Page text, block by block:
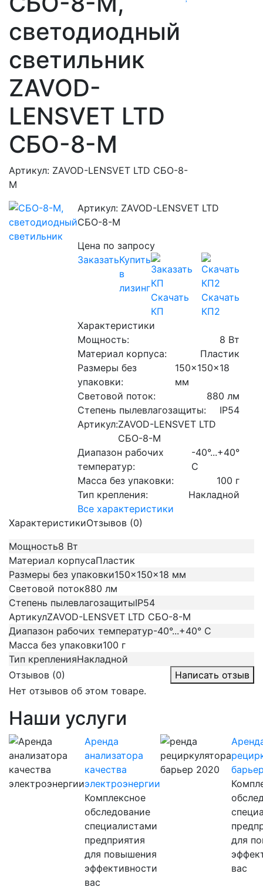
светодиодный
светильник
ZAVOD-
LENSVET LTD
СБО-8-М
Артикул: ZAVOD-LENSVET LTD СБО-8-
М
Артикул: ZAVOD-LENSVET LTD
СБО-8-М
Характеристики
Мощность:
8 Вт
Материал корпуса:
Пластик
Размеры без
упаковки:
150x150x18
мм
Световой поток:
880 лм
Степень пылевлагозащиты:
IP54
Артикул:ZAVOD-LENSVET LTD
СБО-8-М
Диапазон рабочих
температур:
-40°...+40°
C
Масса без упаковки:
100 г
Тип крепления:
Накладной
Все характеристики
Цена по запросу
ЗаказатьКупить
в
лизинг
Скачать
КП
Скачать
КП2
ХарактеристикиОтзывов (0)
Мощность8 Вт
Материал корпусаПластик
Размеры без упаковки150x150x18 мм
Световой поток880 лм
Степень пылевлагозащитыIP54
АртикулZAVOD-LENSVET LTD СБО-8-М
Диапазон рабочих температур-40°...+40° C
Масса без упаковки100 г
Тип крепленияНакладной
Отзывов (0)
Написать отзыв
Нет отзывов об этом товаре.
Наши услуги
Аренда
анализатора
качества
электроэнергии
Комплексное
обследование
специалистами
предприятия
для повышения
эффективности
вас
для
вас